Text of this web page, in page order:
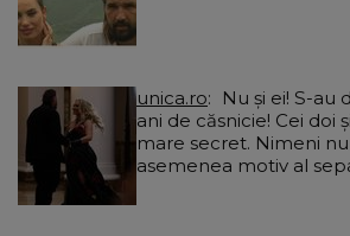
unica.ro
ani de căsnicie! Cei doi
mare secret. Nimeni
asemenea motiv al